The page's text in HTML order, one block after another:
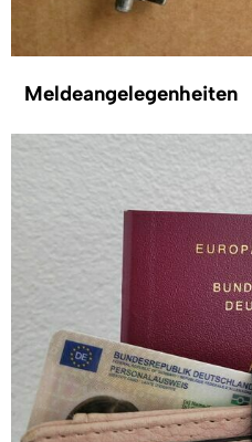
Meldeangelegenheiten